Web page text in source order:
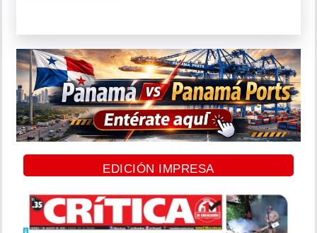
EDICIÓN IMPRESA